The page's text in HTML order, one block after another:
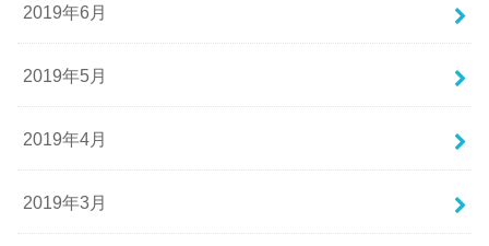
2019年6月
2019年5月
2019年4月
2019年3月